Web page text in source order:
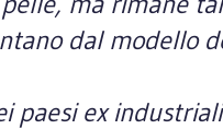
dal modello
paesi ex